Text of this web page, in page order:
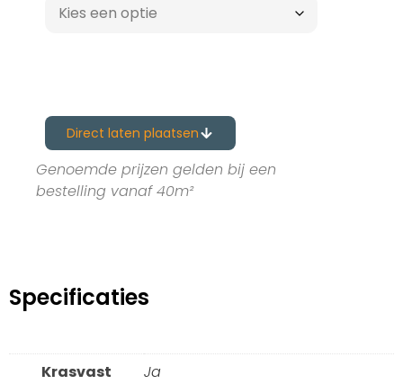
Direct laten plaatsen
Genoemde prijzen gelden bij een
bestelling vanaf 40m²
Specificaties
Krasvast
Ja